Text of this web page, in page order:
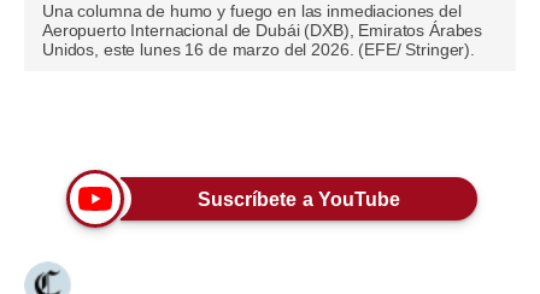
Pregunta de hoy
Viajes
Moda
Una columna de humo y fuego en las inmediaciones del
Aeropuerto Internacional de Dubái (DXB), Emiratos Árabes
Unidos, este lunes 16 de marzo del 2026. (EFE/ Stringer).
Suscríbete a YouTube